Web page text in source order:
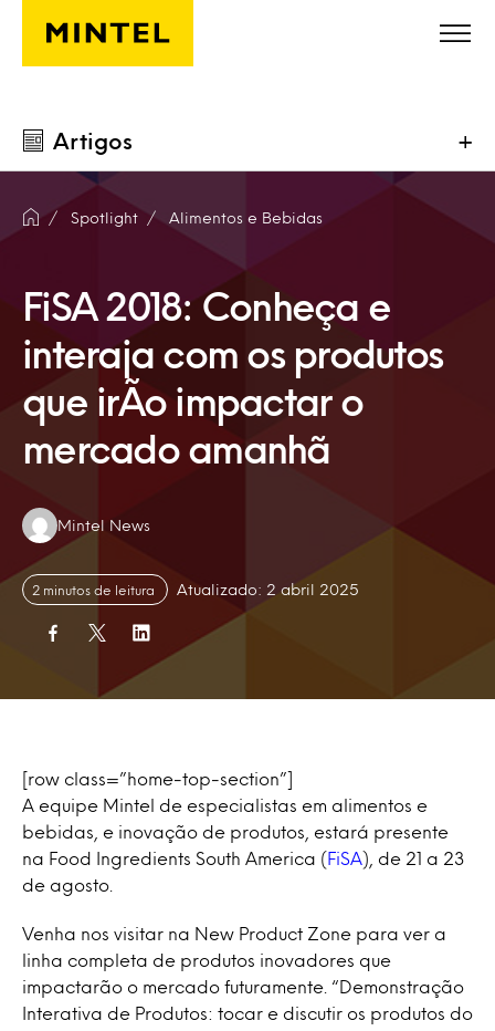
Skip to main content
Artigos +
Spotlight Alimentos e Bebidas
FiSA 2018: Conheça e
interaja com os produtos
que irÃo impactar o
mercado amanhã
Authors:
Mintel News
2 minutos de leitura Atualizado: 2 abril 2025
[row class=”home-top-section”]
A equipe Mintel de especialistas em alimentos e
bebidas, e inovação de produtos, estará presente
na Food Ingredients South America ( FiSA), de 21 a 23
de agosto.
Venha nos visitar na New Product Zone para ver a
linha completa de produtos inovadores que
impactarão o mercado futuramente. “Demonstração
Interativa de Produtos: tocar e discutir os produtos do